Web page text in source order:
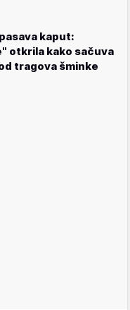
kaput:
otkrila kako sačuva
tragova šminke